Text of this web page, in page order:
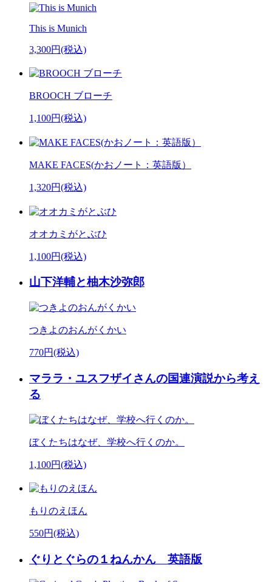
This is Munich
3,300円(税込)
BROOCH ブローチ
1,100円(税込)
MAKE FACES(かおノート：英語版）
1,320円(税込)
オオカミがとぶひ
1,100円(税込)
山下洋輔と柚木沙弥郎
つきよのおんがくかい
770円(税込)
マララ・ユスフザイさんの国連演説から考え
る
ぼくたちはなぜ、学校へ行くのか。
1,100円(税込)
もりのえほん
550円(税込)
ぐりとぐらの１ねんかん 英語版